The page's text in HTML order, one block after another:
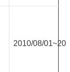
2010/08/